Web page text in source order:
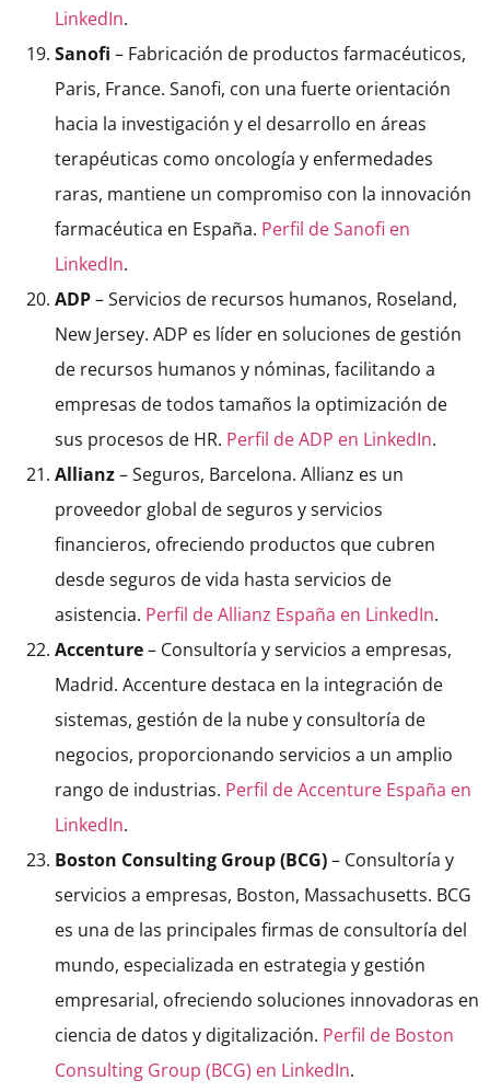
LinkedIn.
Sanofi – Fabricación de productos farmacéuticos,
Paris, France. Sanofi, con una fuerte orientación
hacia la investigación y el desarrollo en áreas
terapéuticas como oncología y enfermedades
raras, mantiene un compromiso con la innovación
farmacéutica en España. Perfil de Sanofi en
LinkedIn.
ADP– Servicios de recursos humanos, Roseland,
New Jersey. ADP es líder en soluciones de gestión
de recursos humanos y nóminas, facilitando a
empresas de todos tamaños la optimización de
sus procesos de HR. Perfil de ADP en LinkedIn.
Allianz– Seguros, Barcelona. Allianz es un
proveedor global de seguros y servicios
financieros, ofreciendo productos que cubren
desde seguros de vida hasta servicios de
asistencia. Perfil de Allianz España en LinkedIn.
Accenture– Consultoría y servicios a empresas,
Madrid. Accenture destaca en la integración de
sistemas, gestión de la nube y consultoría de
negocios, proporcionando servicios a un amplio
rango de industrias. Perfil de Accenture España en
LinkedIn.
Boston Consulting Group (BCG)– Consultoría y
servicios a empresas, Boston, Massachusetts. BCG
es una de las principales firmas de consultoría del
mundo, especializada en estrategia y gestión
empresarial, ofreciendo soluciones innovadoras en
ciencia de datos y digitalización. Perfil de Boston
Consulting Group (BCG) en LinkedIn.